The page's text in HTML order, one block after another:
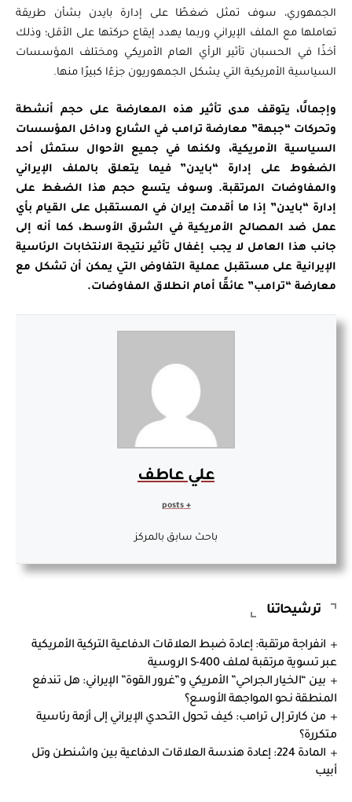
الجمهوري، سوف تمثل ضغطًا على إدارة بايدن بشأن طريقة
تعاملها مع الملف الإيراني وربما يهدد إيقاع حركتها على الأقل؛ وذلك
أخذًا في الحسبان تأثير الرأي العام الأمريكي ومختلف المؤسسات
السياسية الأمريكية التي يشكل الجمهوريون جزءًا كبيرًا منها.
وإجمالًا، يتوقف مدى تأثير هذه المعارضة على حجم أنشطة
وتحركات “جبهة” معارضة ترامب في الشارع وداخل المؤسسات
السياسية الأمريكية، ولكنها في جميع الأحوال ستمثل أحد
الضغوط على إدارة “بايدن” فيما يتعلق بالملف الإيراني
والمفاوضات المرتقبة. وسوف يتسع حجم هذا الضغط على
إدارة “بايدن” إذا ما أقدمت إيران في المستقبل على القيام بأي
عمل ضد المصالح الأمريكية في الشرق الأوسط، كما أنه إلى
جانب هذا العامل لا يجب إغفال تأثير نتيجة الانتخابات الرئاسية
الإيرانية على مستقبل عملية التفاوض التي يمكن أن تشكل مع
معارضة “ترامب” عائقًا أمام انطلاق المفاوضات.
علي عاطف
باحث سابق بالمركز
ترشيحاتنا
انفراجة مرتقبة: إعادة ضبط العلاقات الدفاعية التركية الأمريكية
عبر تسوية مرتقبة لملف S-400 الروسية
بين “الخيار الجراحي” الأمريكي و”غرور القوة” الإيراني: هل تندفع
المنطقة نحو المواجهة الأوسع؟
من كارتر إلى ترامب: كيف تحول التحدي الإيراني إلى أزمة رئاسية
متكررة؟
المادة 224: إعادة هندسة العلاقات الدفاعية بين واشنطن وتل
أبيب